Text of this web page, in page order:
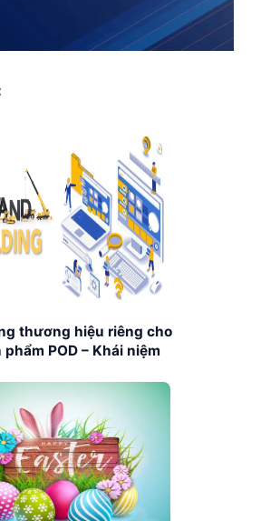
thương hiệu riêng cho
POD – Khái niệm